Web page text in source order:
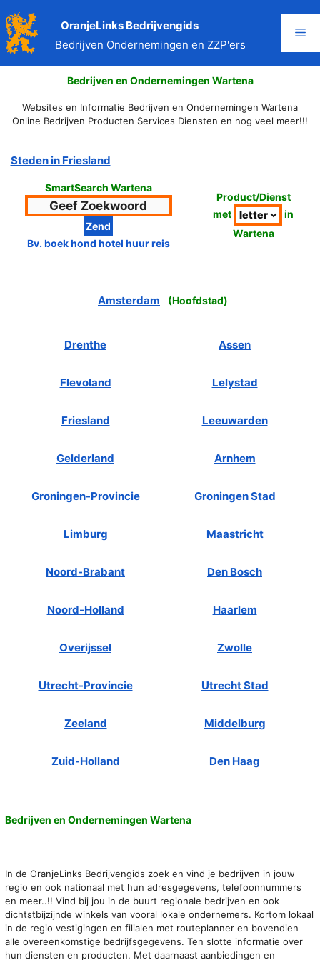
naar
de
inhoud
OranjeLinks Bedrijvengids
Bedrijven Ondernemingen en ZZP'ers
Bedrijven en Ondernemingen Wartena
Websites en Informatie Bedrijven en Ondernemingen Wartena
Online Bedrijven Producten Services Diensten en nog veel meer!!!
Steden in Friesland
SmartSearch Wartena
Bv. boek hond hotel huur reis
Product/Dienst
met
in
Wartena
Amsterdam (Hoofdstad)
Drenthe Assen
Flevoland Lelystad
Friesland Leeuwarden
Gelderland Arnhem
Groningen-Provincie Groningen Stad
Limburg Maastricht
Noord-Brabant Den Bosch
Noord-Holland Haarlem
Overijssel Zwolle
Utrecht-Provincie Utrecht Stad
Zeeland Middelburg
Zuid-Holland Den Haag
Bedrijven en Ondernemingen Wartena
In de OranjeLinks Bedrijvengids zoek en vind je bedrijven in jouw
regio en ook nationaal met hun adresgegevens, telefoonnummers
en meer..!! Vind bij jou in de buurt regionale bedrijven en ook
dichtstbijzijnde winkels van vooral lokale ondernemers. Kortom lokaal
in de regio vestigingen en filialen met routeplanner en bovendien
alle overeenkomstige bedrijfsgegevens. Ten slotte informatie over
hun diensten en producten. Met daarnaast aanbiedingen en